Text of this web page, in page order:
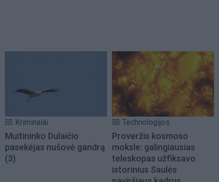
Kriminalai
Muitininko Dulaičio
pasekėjas nušovė gandrą
(3)
Technologijos
Proveržis kosmoso
moksle: galingiausias
teleskopas užfiksavo
istorinius Saulės